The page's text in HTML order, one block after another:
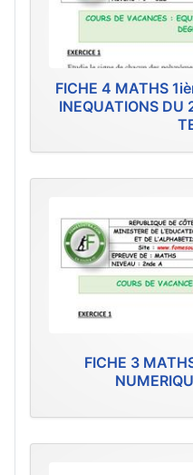
FICHE 4 MATHS
INEQUATIONS DU
FICHE 3